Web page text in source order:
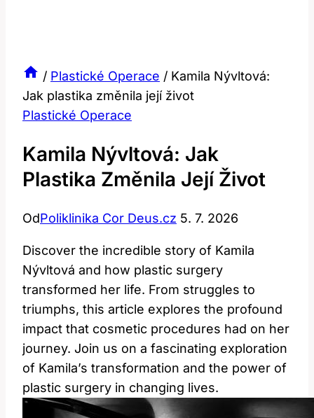
/ Plastické Operace / Kamila Nývltová:
Jak plastika změnila její život
Plastické Operace
Kamila Nývltová: Jak
Plastika Změnila Její Život
OdPoliklinika Cor Deus.cz 5. 7. 2026
Discover the incredible story of Kamila
Nývltová and how plastic surgery
transformed her life. From struggles to
triumphs, this article explores the profound
impact that cosmetic procedures had on her
journey. Join us on a fascinating exploration
of Kamila’s transformation and the power of
plastic surgery in changing lives.